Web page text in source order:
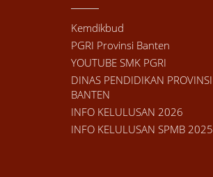
Kemdikbud
PGRI Provinsi Banten
YOUTUBE SMK PGRI
DINAS PENDIDIKAN PROVINSI
BANTEN
INFO KELULUSAN 2026
INFO KELULUSAN SPMB 2025